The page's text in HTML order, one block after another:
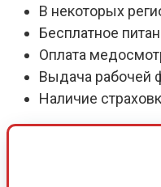
В некоторых
Бесплатное
Оплата
Выдача рабочей
Наличие